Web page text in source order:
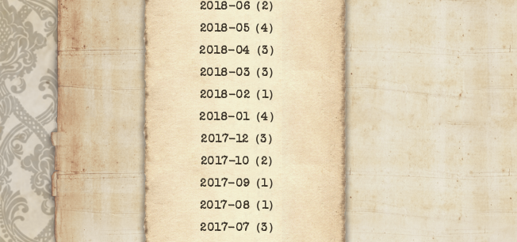
2018-06（2）
2018-05（4）
2018-04（3）
2018-03（3）
2018-02（1）
2018-01（4）
2017-12（3）
2017-10（2）
2017-09（1）
2017-08（1）
2017-07（3）